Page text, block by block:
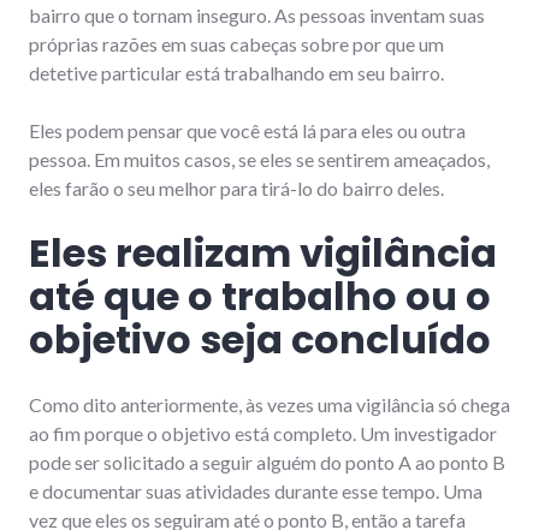
bairro que o tornam inseguro. As pessoas inventam suas
próprias razões em suas cabeças sobre por que um
detetive particular está trabalhando em seu bairro.
Eles podem pensar que você está lá para eles ou outra
pessoa. Em muitos casos, se eles se sentirem ameaçados,
eles farão o seu melhor para tirá-lo do bairro deles.
Eles realizam vigilância
até que o trabalho ou o
objetivo seja concluído
Como dito anteriormente, às vezes uma vigilância só chega
ao fim porque o objetivo está completo. Um investigador
pode ser solicitado a seguir alguém do ponto A ao ponto B
e documentar suas atividades durante esse tempo. Uma
vez que eles os seguiram até o ponto B, então a tarefa